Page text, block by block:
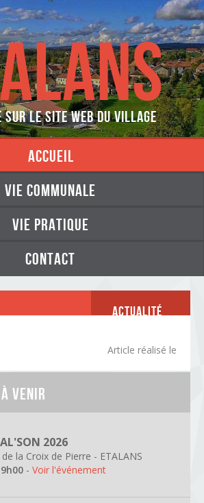
sur le site web du village
accueil
vie communale
vie pratique
contact
Actualité
Article réalisé le
à venir
2026
de la Croix de Pierre - ETALANS
- Voir l'événement